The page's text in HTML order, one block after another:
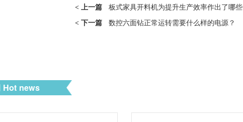
< 上一篇 板式家具开料机为提升生产效率作出了哪
< 下一篇 数控六面钻正常运转需要什么样的电源？
Hot news